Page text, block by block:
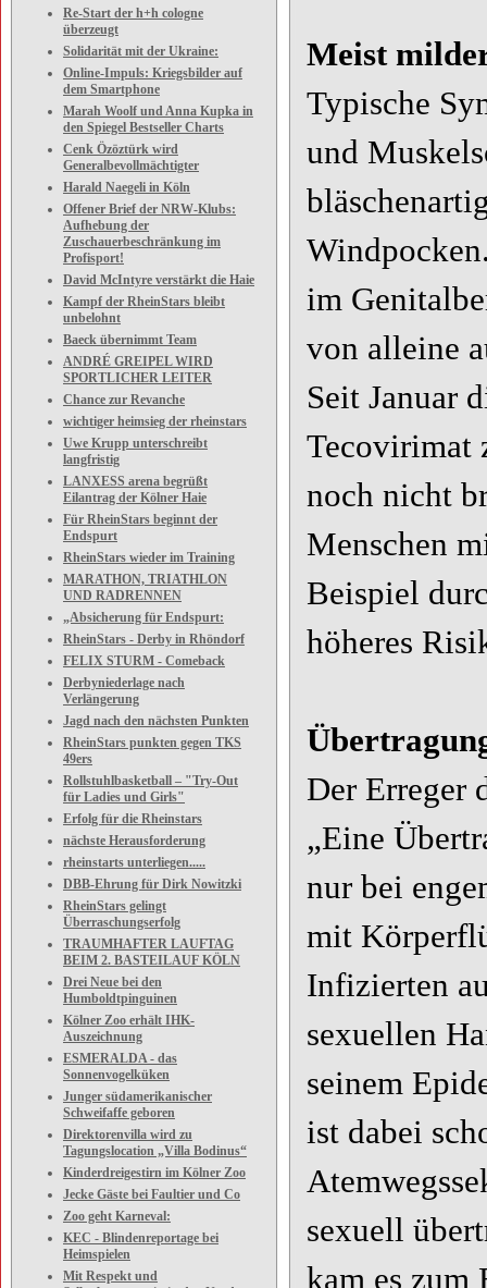
Re-Start der h+h cologne
überzeugt
Solidarität mit der Ukraine:
Online-Impuls: Kriegsbilder auf
dem Smartphone
Marah Woolf und Anna Kupka in
den Spiegel Bestseller Charts
Cenk Özöztürk wird
Generalbevollmächtigter
Harald Naegeli in Köln
Offener Brief der NRW-Klubs:
Aufhebung der
Zuschauerbeschränkung im
Profisport!
David McIntyre verstärkt die Haie
Kampf der RheinStars bleibt
unbelohnt
Baeck übernimmt Team
ANDRÉ GREIPEL WIRD
SPORTLICHER LEITER
Chance zur Revanche
wichtiger heimsieg der rheinstars
Uwe Krupp unterschreibt
langfristig
LANXESS arena begrüßt
Eilantrag der Kölner Haie
Für RheinStars beginnt der
Endspurt
RheinStars wieder im Training
MARATHON, TRIATHLON
UND RADRENNEN
„Absicherung für Endspurt:
RheinStars - Derby in Rhöndorf
FELIX STURM - Comeback
Derbyniederlage nach
Verlängerung
Jagd nach den nächsten Punkten
RheinStars punkten gegen TKS
49ers
Rollstuhlbasketball – "Try-Out
für Ladies und Girls"
Erfolg für die Rheinstars
nächste Herausforderung
rheinstarts unterliegen.....
DBB-Ehrung für Dirk Nowitzki
RheinStars gelingt
Überraschungserfolg
TRAUMHAFTER LAUFTAG
BEIM 2. BASTEILAUF KÖLN
Drei Neue bei den
Humboldtpinguinen
Kölner Zoo erhält IHK-
Auszeichnung
ESMERALDA - das
Sonnenvogelküken
Junger südamerikanischer
Schweifaffe geboren
Direktorenvilla wird zu
Tagungslocation „Villa Bodinus“
Kinderdreigestirn im Kölner Zoo
Jecke Gäste bei Faultier und Co
Zoo geht Karneval:
KEC - Blindenreportage bei
Heimspielen
Mit Respekt und
Meist
Typische
und
im
von alleine
Seit Januar
Tecovirimat
noch nicht
Menschen
Beispiel
höheres
Der Erreger
„Eine
nur bei
mit
Infizierten
sexuellen
seinem
ist dabei
sexuell
kam es